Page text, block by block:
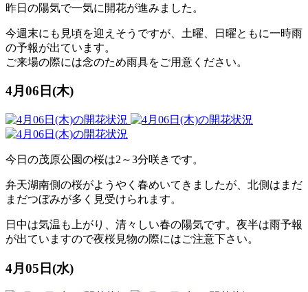
昨日の陽気で一気に開花が進みました。
今週末にも見頃を迎えそうですが、土曜、日曜ともに一時雨
の予報が出ています。
ご来場の際には念のため雨具をご用意ください。
4月06日(木)
今日の茂原公園の桜は2～3分咲きです。
弁天湖南側の桜がようやく春めいてきましたが、北側はまだ
まだつぼみが多く見受けられます。
日中は気温も上がり、清々しい春の陽気です。夜半は雨予報
が出ていますので夜桜見物の際にはご注意下さい。
4月05日(水)